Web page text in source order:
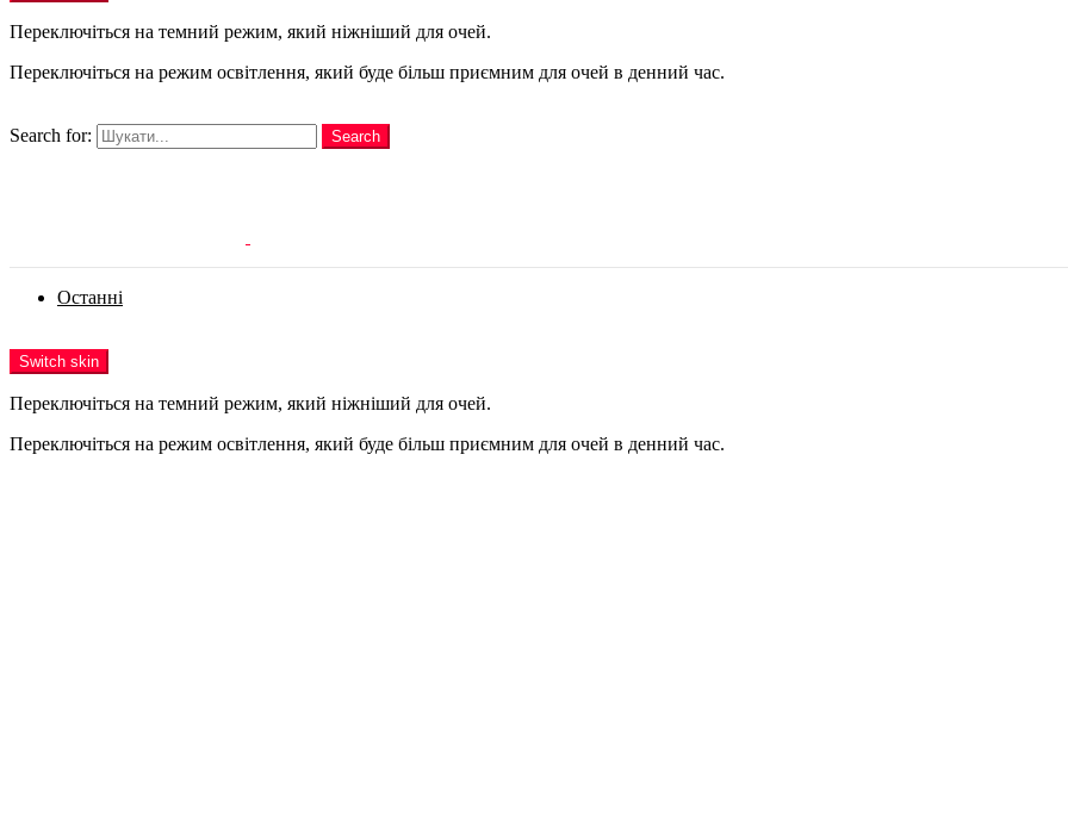
Переключіться на темний режим, який ніжніший для очей.
Переключіться на режим освітлення, який буде більш приємним для очей в денний час.
Search for:
Search
Останні
Switch skin
Переключіться на темний режим, який ніжніший для очей.
Переключіться на режим освітлення, який буде більш приємним для очей в денний час.